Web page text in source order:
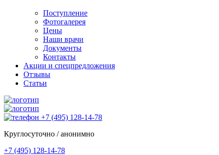
Поступление
Фотогалерея
Цены
Наши врачи
Документы
Контакты
Акции и спецпредложения
Отзывы
Статьи
+7 (495) 128-14-78
Круглосуточно / анонимно
+7 (495) 128-14-78